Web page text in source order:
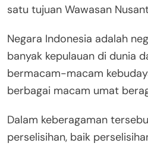
satu tujuan Wawasan
Negara Indonesia adalah
banyak kepulauan di dunia
bermacam-macam
berbagai macam umat
Dalam keberagaman
perselisihan, baik